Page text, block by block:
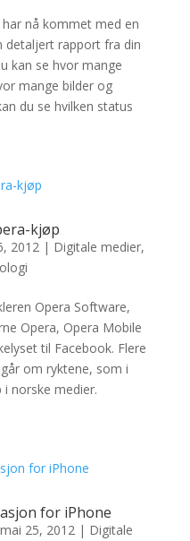
nå kommet med en
detaljert rapport fra din
kan se hvor mange
mange bilder og
du se hvilken status
kjøp
2012| Digitale medier,
Opera Software,
Opera, Opera Mobile
til Facebook. Flere
om ryktene, som i
norske medier.
for iPhone
mai 25, 2012| Digitale